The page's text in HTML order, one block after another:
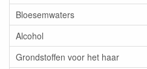
Bloesemwaters
Alcohol
Grondstoffen voor het haar